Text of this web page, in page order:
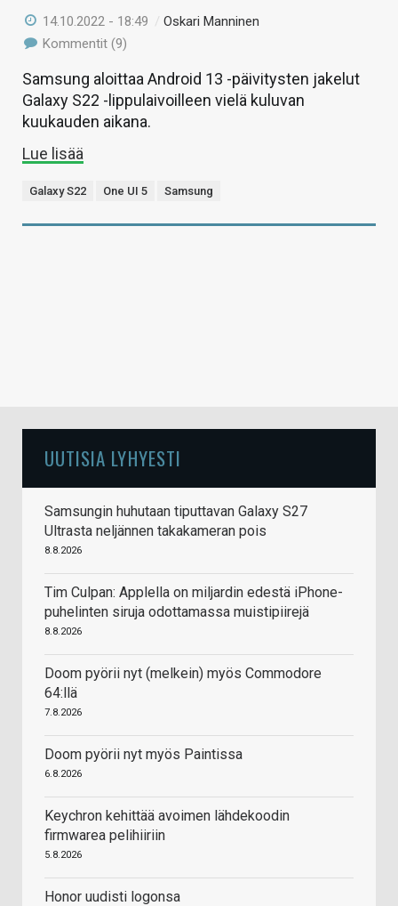
14.10.2022 - 18:49 /Oskari Manninen
Kommentit (9)
Samsung aloittaa Android 13 -päivitysten jakelut
Galaxy S22 -lippulaivoilleen vielä kuluvan
kuukauden aikana.
Lue lisää
Galaxy S22 One UI 5 Samsung
UUTISIA LYHYESTI
Samsungin huhutaan tiputtavan Galaxy S27
Ultrasta neljännen takakameran pois
8.8.2026
Tim Culpan: Applella on miljardin edestä iPhone-
puhelinten siruja odottamassa muistipiirejä
8.8.2026
Doom pyörii nyt (melkein) myös Commodore
64:llä
7.8.2026
Doom pyörii nyt myös Paintissa
6.8.2026
Keychron kehittää avoimen lähdekoodin
firmwarea pelihiiriin
5.8.2026
Honor uudisti logonsa